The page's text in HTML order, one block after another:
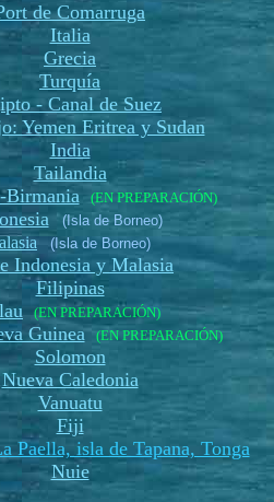
de Comarruga
Italia
Grecia
Turquía
- Canal de Suez
Yemen Eritrea y Sudan
India
Tailandia
Birmania
(EN PREPARACIÓN)
(Isla de Borneo)
(Isla de Borneo)
Indonesia y Malasia
Filipinas
(EN PREPARACIÓN)
Guinea (EN PREPARACIÓN)
Solomon
Nueva Caledonia
Vanuatu
Fiji
Paella, isla de Tapana, Tonga
Nuie